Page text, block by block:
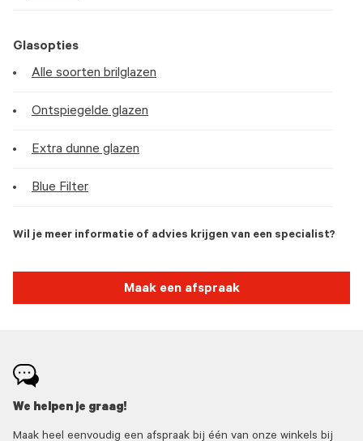
Glasopties
Alle soorten brilglazen
Ontspiegelde glazen
Extra dunne glazen
Blue Filter
Wil je meer informatie of advies krijgen van een specialist?
Maak een afspraak
We helpen je graag!
Maak heel eenvoudig een afspraak bij één van onze winkels bij